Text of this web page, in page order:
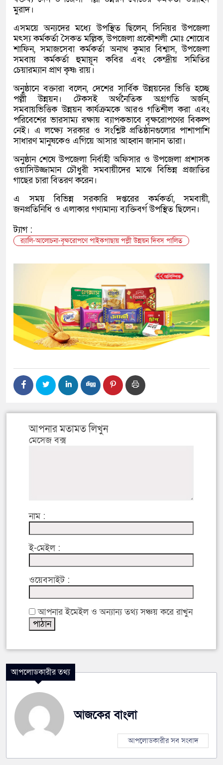
মুরাদ।
এসময়ে অন্যদের মধ্যে উপস্থিত ছিলেন, সিনিয়র উপজেলা
মৎস্য কর্মকর্তা সৈকত মল্লিক, উপজেলা প্রকৌশলী মোঃ শোয়েব
শাফিন, সমাজসেবা কর্মকর্তা অনাথ কুমার বিশ্বাস, উপজেলা
সমবায় কর্মকর্তা হুমায়ূন কবির এবং কেন্দ্রীয় সমিতির
চেয়ারম্যান প্রাণ কৃষ্ণ রায়।
অনুষ্ঠানে বক্তারা বলেন, দেশের সার্বিক উন্নয়নের ভিত্তি হচ্ছে
পল্লী উন্নয়ন। টেকসই অর্থনৈতিক অগ্রগতি অর্জন,
সমবায়ভিত্তিক উন্নয়ন কার্যক্রমকে আরও গতিশীল করা এবং
পরিবেশের ভারসাম্য রক্ষায় ব্যাপকভাবে বৃক্ষরোপণের বিকল্প
নেই। এ লক্ষ্যে সরকার ও সংশ্লিষ্ট প্রতিষ্ঠানগুলোর পাশাপাশি
সাধারণ মানুষকেও এগিয়ে আসার আহ্বান জানান তারা।
অনুষ্ঠান শেষে উপজেলা নির্বাহী অফিসার ও উপজেলা প্রশাসক
ওয়াসিউজ্জামান চৌধুরী সমবায়ীদের মাঝে বিভিন্ন প্রজাতির
গাছের চারা বিতরণ করেন।
এ সময় বিভিন্ন সরকারি দপ্তরের কর্মকর্তা, সমবায়ী,
জনপ্রতিনিধি ও এলাকার গণ্যমান্য ব্যক্তিবর্গ উপস্থিত ছিলেন।
ট্যাগ :
র‌্যালি-আলোচনা-বৃক্ষরোপণে পাইকগাছায় পল্লী উন্নয়ন দিবস পালিত
আপনার মতামত লিখুন
মেসেজ বক্স
নাম :
ই-মেইল :
ওয়েবসাইট :
আপনার ইমেইল ও অন্যান্য তথ্য সঞ্চয় করে রাখুন
আপলোডকারীর তথ্য
আজকের বাংলা
আপলোডকারীর সব সংবাদ